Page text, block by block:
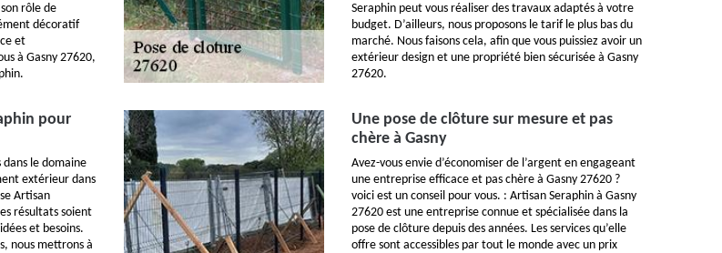
rôle de
décoratif
et
à Gasny 27620,
Seraphin peut vous réaliser des travaux adaptés à votre
budget. D’ailleurs, nous proposons le tarif le plus bas du
marché. Nous faisons cela, afin que vous puissiez avoir un
extérieur design et une propriété bien sécurisée à Gasny
27620.
pour
dans le domaine
extérieur dans
Artisan
résultats soient
et besoins.
nous mettrons à
Une pose de clôture sur mesure et pas
chère à Gasny
Avez-vous envie d’économiser de l’argent en engageant
une entreprise efficace et pas chère à Gasny 27620 ?
voici est un conseil pour vous. : Artisan Seraphin à Gasny
27620 est une entreprise connue et spécialisée dans la
pose de clôture depuis des années. Les services qu’elle
offre sont accessibles par tout le monde avec un prix